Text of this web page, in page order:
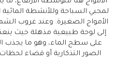
لمحبي السباحة وللأنشطة
الأمواج الصغيرة. وعند غروب
إلى لوحة طبيعية مذهلة حيث
على سطح الماء، وهو ما يجذب
الصور التذكارية أو قضاء